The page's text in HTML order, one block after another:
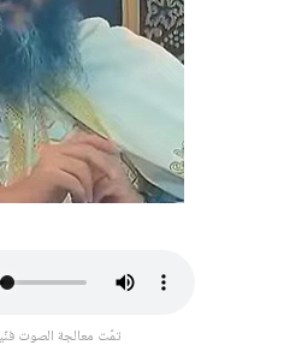
تمّت معالجة الصوت